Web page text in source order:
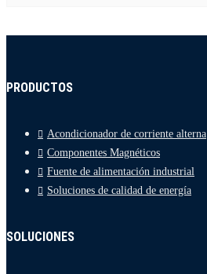
PRODUCTOS
Acondicionador de corriente alterna
Componentes Magnéticos
Fuente de alimentación industrial
Soluciones de calidad de energía
SOLUCIONES